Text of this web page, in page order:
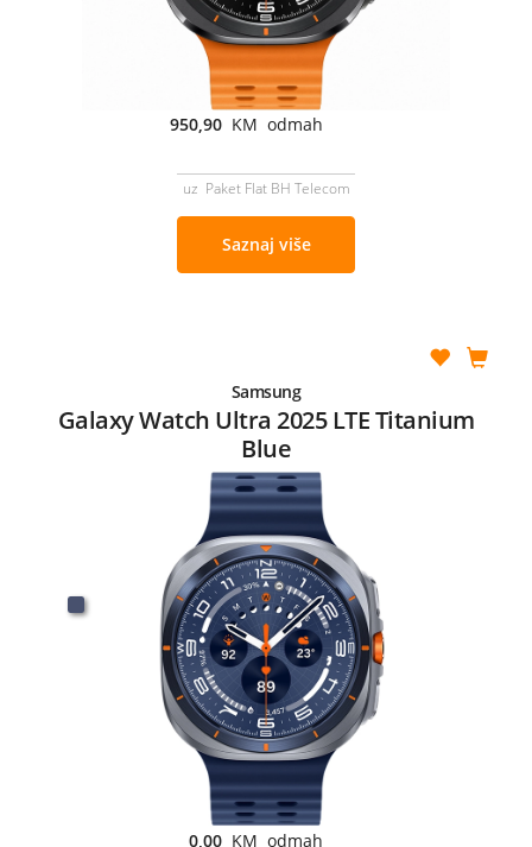
950,90 KM odmah
uz Paket Flat BH Telecom
Saznaj više
Samsung
Galaxy Watch Ultra 2025 LTE Titanium
Blue
0,00 KM odmah